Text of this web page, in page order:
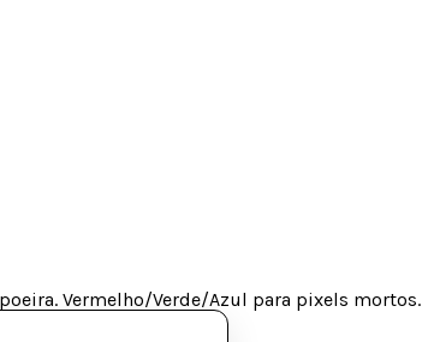
Vermelho/Verde/Azul para pixels mortos.